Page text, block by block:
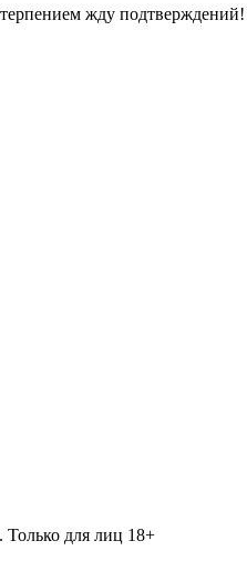
жду подтверждений!
для лиц 18+